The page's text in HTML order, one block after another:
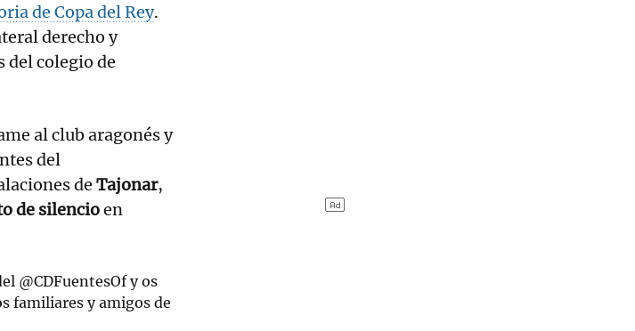
de Copa del Rey.
derecho y
del colegio de
al club aragonés y
del
de Tajonar,
de silencioen
@CDFuentesOfy os
familiares y amigos de